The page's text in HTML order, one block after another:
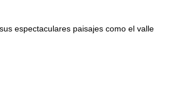
espectaculares paisajes como el valle